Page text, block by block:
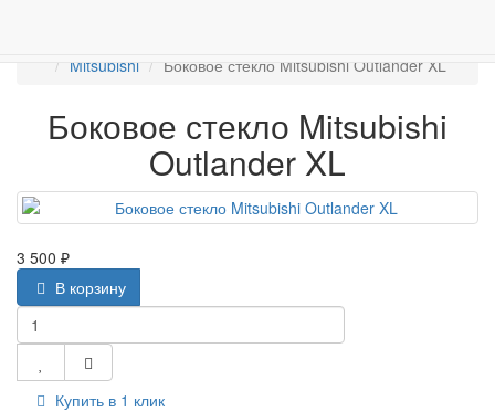
Mitsubishi
Боковое стекло Mitsubishi Outlander XL
Боковое стекло Mitsubishi
Outlander XL
3 500 ₽
В корзину
Купить в 1 клик